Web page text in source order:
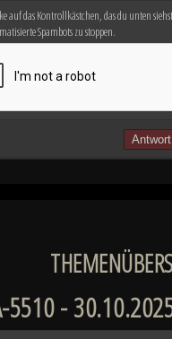
auf das Kontrollkästchen, das du unten
Spambots zu stoppen.
5510 -